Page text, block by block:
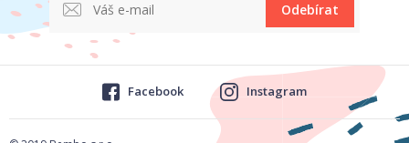
Odebírat
Facebook Instagram